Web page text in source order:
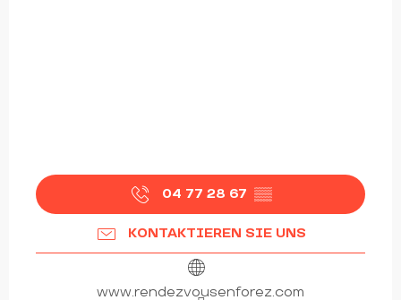
04 77 28 67 ▒▒
KONTAKTIEREN SIE UNS
www.rendezvousenforez.com